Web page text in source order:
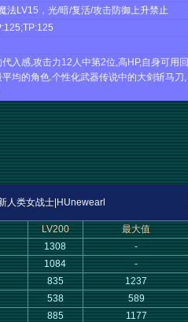
法LV15，光/暗/复活/攻击防御上升禁止
入感,攻击力12人中第2位,高HP,自身可用回
均的角色.个性化武器传说中的大剑斩马刀,
人类女战士|HUnewearl
LV200
最大值
1308
-
1084
-
835
1237
538
589
885
1177